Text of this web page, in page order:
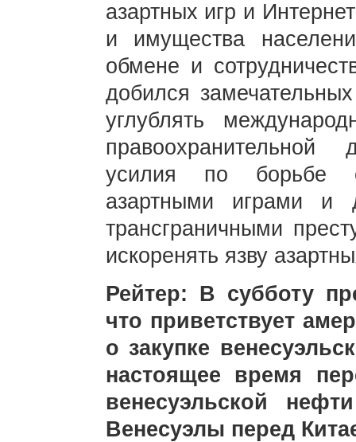
азартных игр и
и имущества
обмене и
добился
углублять
правоохранительной
усилия по борьбе с
азартными играми и
трансграничными
искоренять язву
Рейтер: В субботу
что приветствует
о закупке
настоящее время
венесуэльской
Венесуэлы перед